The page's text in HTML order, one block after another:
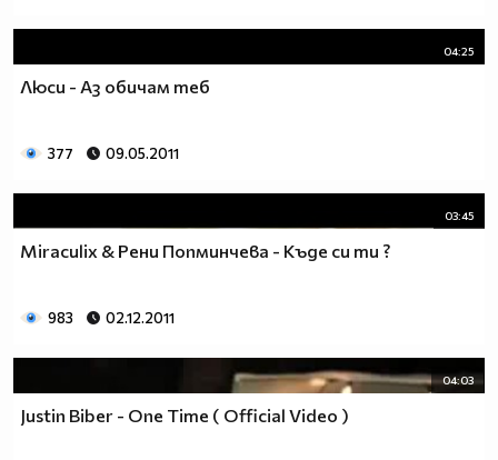
04:25
Люси - Аз обичам теб
377 09.05.2011
03:45
Miraculix & Рени Попминчева - Къде си ти ?
983 02.12.2011
04:03
Justin Biber - One Time ( Official Video )